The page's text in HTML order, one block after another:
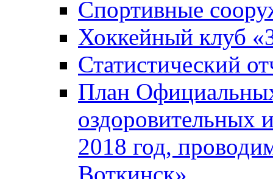
Спортивные
Хоккейный клуб
Статистический
План
оздоровительных
2018 год,